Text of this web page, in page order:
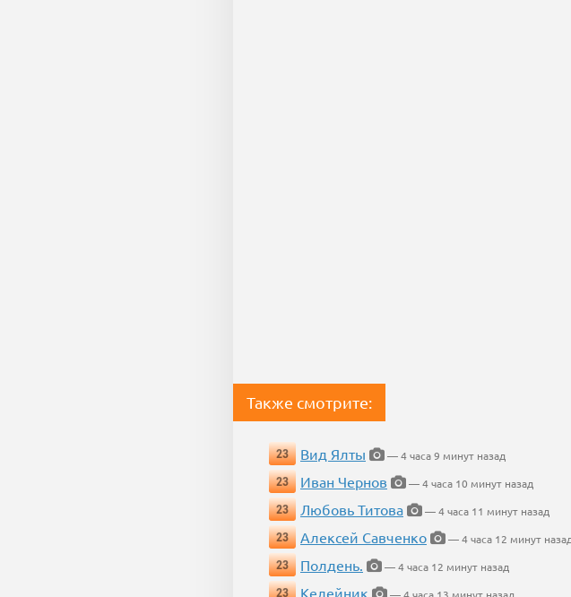
Также смотрите:
23 Вид Ялты
— 4 часа 9 минут назад
23
Иван Чернов
— 4 часа 10 минут назад
23
Любовь Титова
— 4 часа 11 минут назад
23
Алексей Савченко
— 4 часа 12 минут
23
Полдень.
— 4 часа 12 минут назад
23
Келейник